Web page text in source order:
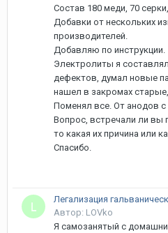
Состав 180 меди, 70
Добавки от нескольких
производителей.
Добавляю по инструкции.
Электролиты я
дефектов, думал новые
нашел в закромах старые,
Поменял все. От анодов с
Вопрос, встречали ли вы
то какая их причина или
Спасибо.
Автор: LOVko
Я самозанятый с